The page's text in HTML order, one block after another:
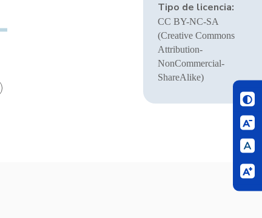
Tipo de licencia:
CC BY-NC-SA
(Creative Commons
Attribution-
NonCommercial-
ShareAlike)